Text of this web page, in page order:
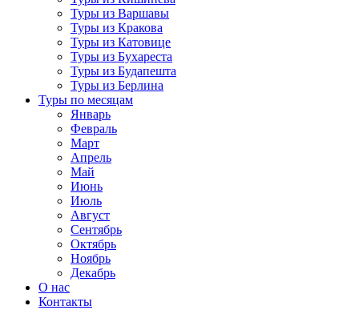
Туры из Варшавы
Туры из Кракова
Туры из Катовице
Туры из Бухареста
Туры из Будапешта
Туры из Берлина
Туры по месяцам
Январь
Февраль
Март
Апрель
Май
Июнь
Июль
Август
Сентябрь
Октябрь
Ноябрь
Декабрь
О нас
Контакты